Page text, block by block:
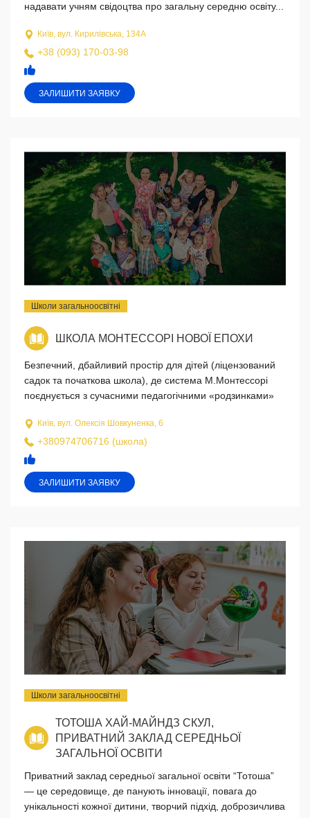
надавати учням свідоцтва про загальну середню освіту...
Київ, вул. Кирилівська, 134А
+38 (093) 170-03-98
ЗАЛИШИТИ ЗАЯВКУ
Школи загальноосвітні
ШКОЛА МОНТЕССОРІ НОВОЇ ЕПОХИ
Безпечний, дбайливий простір для дітей (ліцензований
садок та початкова школа), де система М.Монтессорі
поєднується з сучасними педагогічними «родзинками»
Київ, вул. Олексія Шовкуненка, 6
+380974706716 (школа)
ЗАЛИШИТИ ЗАЯВКУ
Школи загальноосвітні
ТОТОША ХАЙ-МАЙНДЗ СКУЛ,
ПРИВАТНИЙ ЗАКЛАД СЕРЕДНЬОЇ
ЗАГАЛЬНОЇ ОСВІТИ
Приватний заклад середньої загальної освіти “Тотоша”
— це середовище, де панують інновації, повага до
унікальності кожної дитини, творчий підхід, доброзичлива